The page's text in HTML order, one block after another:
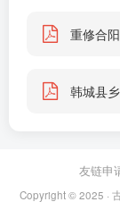
重修合
韩城县
友链申
Copyright © 2025 ·